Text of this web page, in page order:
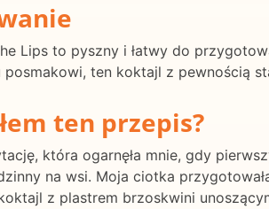
Lips to pyszny i łatwy do
posmakowi, ten koktajl z pewnością
ten przepis?
która ogarnęła mnie, gdy
na wsi. Moja ciotka
z plastrem brzoskwini